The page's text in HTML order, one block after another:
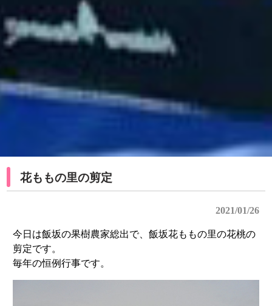
花ももの里の剪定
2021/01/26
今日は飯坂の果樹農家総出で、飯坂花ももの里の花桃の
剪定です。
毎年の恒例行事です。